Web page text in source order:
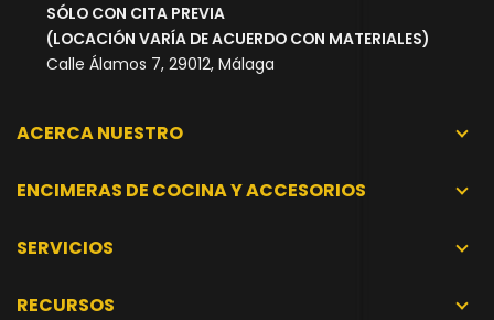
SÓLO CON CITA PREVIA
(LOCACIÓN VARÍA DE ACUERDO CON MATERIALES)
Calle Álamos 7, 29012, Málaga
ACERCA NUESTRO
ENCIMERAS DE COCINA Y ACCESORIOS
SERVICIOS
RECURSOS